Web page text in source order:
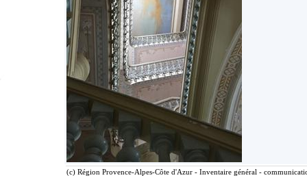
(c) Région Provence-Alpes-Côte d'Azur - Inventaire général -